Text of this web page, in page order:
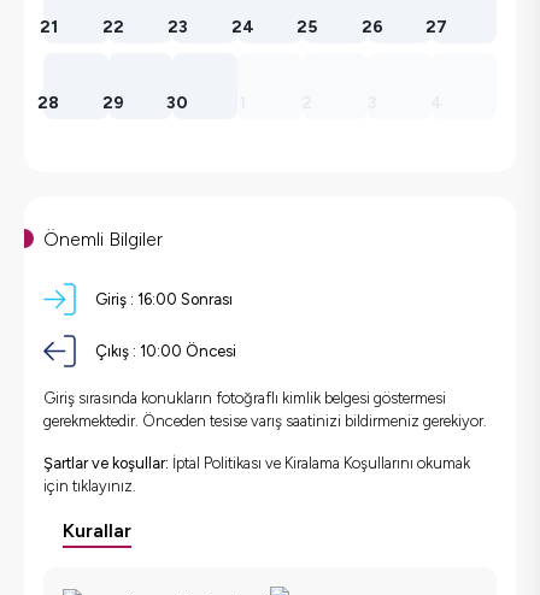
21 22 23 24 25 26 27
28 29 30
Önemli Bilgiler
Giriş : 16:00 Sonrası
Çıkış : 10:00 Öncesi
Giriş sırasında konukların fotoğraflı kimlik belgesi göstermesi
gerekmektedir. Önceden tesise varış saatinizi bildirmeniz gerekiyor.
Şartlar ve koşullar: İptal Politikası ve Kiralama Koşullarını okumak
için tıklayınız.
Kurallar